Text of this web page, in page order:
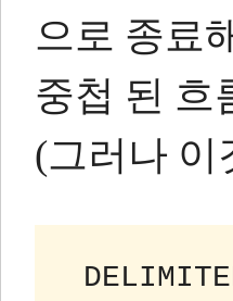
으로 종료
중첩 된 흐
(그러나 이